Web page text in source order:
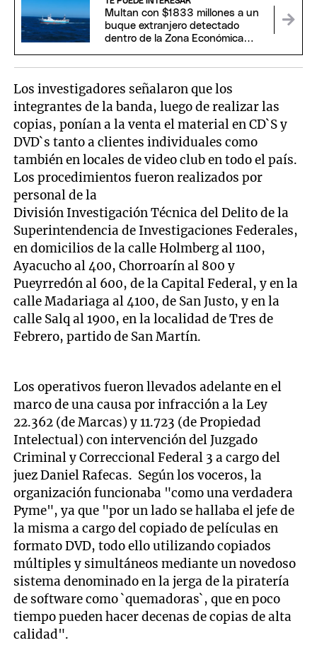
Multan con $1833 millones a un
buque extranjero detectado
dentro de la Zona Económica
Los investigadores señalaron que los
integrantes de la banda, luego de realizar las
copias, ponían a la venta el material en CD`S y
DVD`s tanto a clientes individuales como
también en locales de video club en todo el país.
Los procedimientos fueron realizados por
personal de la
División Investigación Técnica del Delito de la
Superintendencia de Investigaciones Federales,
en domicilios de la calle Holmberg al 1100,
Ayacucho al 400, Chorroarín al 800 y
Pueyrredón al 600, de la Capital Federal, y en la
calle Madariaga al 4100, de San Justo, y en la
calle Salq al 1900, en la localidad de Tres de
Febrero, partido de San Martín.
Los operativos fueron llevados adelante en el
marco de una causa por infracción a la Ley
22.362 (de Marcas) y 11.723 (de Propiedad
Intelectual) con intervención del Juzgado
Criminal y Correccional Federal 3 a cargo del
juez Daniel Rafecas. Según los voceros, la
organización funcionaba "como una verdadera
Pyme", ya que "por un lado se hallaba el jefe de
la misma a cargo del copiado de películas en
formato DVD, todo ello utilizando copiados
múltiples y simultáneos mediante un novedoso
sistema denominado en la jerga de la piratería
de software como `quemadoras`, que en poco
tiempo pueden hacer decenas de copias de alta
calidad".